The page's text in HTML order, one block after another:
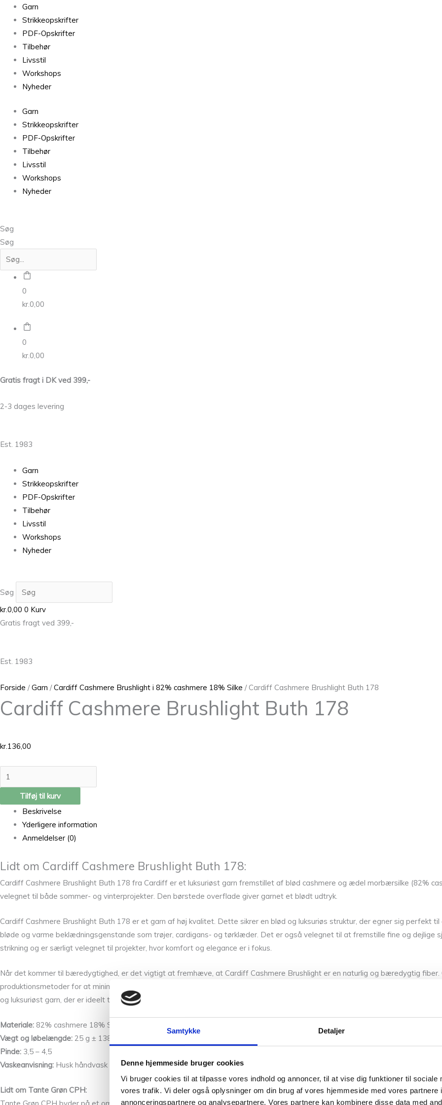
Samtykke Detaljer
Denne hjemmeside bruger cookies
Vi bruger cookies til at tilpasse vores indhold og annoncer, til at vise dig funktioner til sociale
vores trafik. Vi deler også oplysninger om din brug af vores hjemmeside med vores partnere
annonceringspartnere og analysepartnere. Vores partnere kan kombinere disse data med
Garn
Strikkeopskrifter
PDF-Opskrifter
Tilbehør
Livsstil
Workshops
Nyheder
Garn
Strikkeopskrifter
PDF-Opskrifter
Tilbehør
Livsstil
Workshops
Nyheder
Søg
Søg
0
kr.0,00
0
kr.0,00
Gratis fragt i DK ved 399,-
2-3 dages levering
Est. 1983
Garn
Strikkeopskrifter
PDF-Opskrifter
Tilbehør
Livsstil
Workshops
Nyheder
Søg
kr.0,00 0 Kurv
Gratis fragt ved 399,-
Est. 1983
Forside /Garn /Cardiff Cashmere Brushlight i 82% cashmere 18% Silke / Cardiff Cashmere Brushlight Buth 178
Cardiff Cashmere Brushlight Buth 178
kr.136,00
Cardiff
Cashmere
Brushlight
Buth
antal
Tilføj til kurv
Beskrivelse
Yderligere information
Anmeldelser (0)
Lidt om Cardiff Cashmere Brushlight Buth 178:
Cardiff Cashmere Brushlight Buth 178 fra Cardiff er et luksuriøst garn fremstillet af blød cashmere og ædel morbærsilke (82%
velegnet til både sommer- og vinterprojekter. Den børstede overflade giver garnet et blødt udtryk.
Cardiff Cashmere Brushlight Buth 178 er et garn af høj kvalitet. Dette sikrer en blød og luksuriøs struktur, der egner sig perfekt
bløde og varme beklædningsgenstande som trøjer, cardigans- og tørklæder. Det er også velegnet til at fremstille fine og dejlige
strikning og er særligt velegnet til projekter, hvor komfort og elegance er i fokus.
Når det kommer til bæredygtighed, er det vigtigt at fremhæve, at Cardiff Cashmere Brushlight er en naturlig og bæredygtig
produktionsmetoder for at minimere deres miljøpåvirkning. Desuden er garnet farvet med bæredygtige farvestoffer og er fri for
og luksuriøst garn, der er ideelt til en lang række strikkeprojekter.
Materiale: 82% cashmere 18% Silke
Vægt og løbelængde: 25 g ± 138 m
Pinde: 3,5 – 4,5
Vaskeanvisning: Husk håndvask til dette garn i lunkent vand og med uldvask.
Lidt om Tante Grøn CPH: